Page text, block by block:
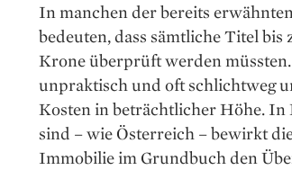
In manchen der bereits
bedeuten, dass sämtliche Titel
Krone überprüft werden
unpraktisch und oft schlichtweg
Kosten in beträchtlicher Höhe.
sind – wie Österreich – bewirkt
Immobilie im Grundbuch den